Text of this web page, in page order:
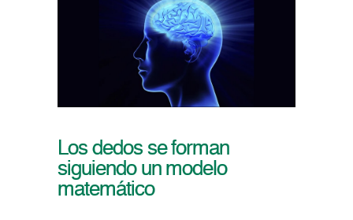
Los dedos se forman
siguiendo un modelo
matemático